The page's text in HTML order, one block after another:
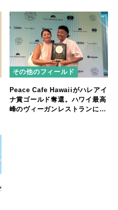
その他のフィールド
Peace Cafe Hawaiiがハレアイ
ナ賞ゴールド奪還。ハワイ最高
峰のヴィーガンレストランに返